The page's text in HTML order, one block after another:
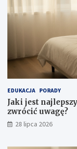
EDUKACJA PORADY
Jaki jest
zwrócić uwagę?
28 lipca 2026